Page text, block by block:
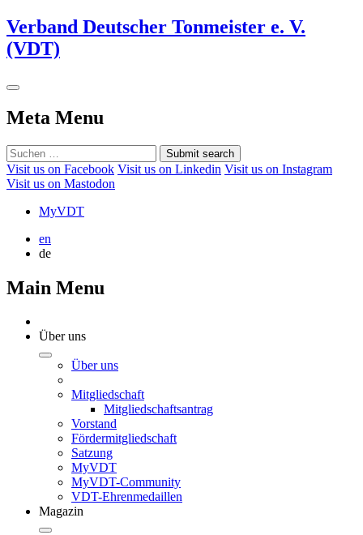
Verband Deutscher Tonmeister e. V.
(VDT)
Meta Menu
Submit search
Visit us on Facebook Visit us on Linkedin Visit us on Instagram
Visit us on Mastodon
MyVDT
en
de
Main Menu
Über uns
Über uns
Mitgliedschaft
Mitgliedschaftsantrag
Vorstand
Fördermitgliedschaft
Satzung
MyVDT
MyVDT-Community
VDT-Ehrenmedaillen
Magazin